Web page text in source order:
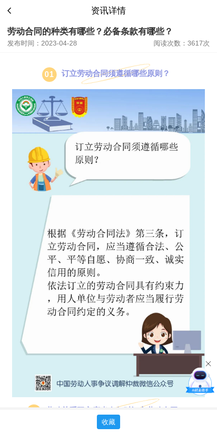
资讯详情
劳动合同的种类有哪些？必备条款有哪些？
发布时间：2023-04-28 阅读次数：3617次
01 订立劳动合同须遵循哪些原则？
收藏